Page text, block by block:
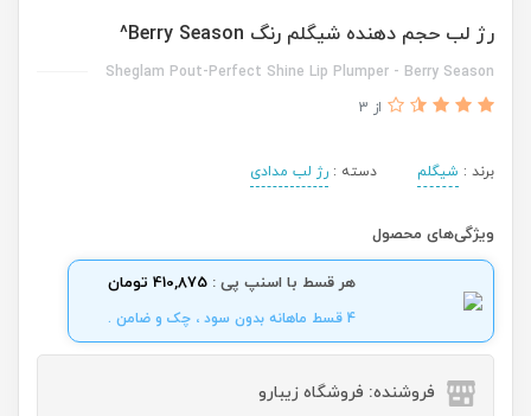
رژ لب حجم دهنده شیگلم رنگ Berry Season^
Sheglam Pout-Perfect Shine Lip Plumper - Berry Season
از 3
برند : شیگلم دسته : رژ لب مدادی
ویژگی‌های محصول
هر قسط با اسنپ پی : 410,875 تومان
4 قسط ماهانه بدون سود ، چک و ضامن .
فروشنده: فروشگاه زیبارو